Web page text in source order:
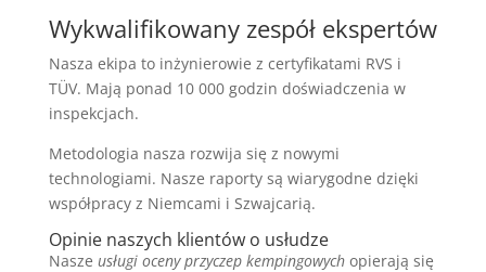
Wykwalifikowany zespół ekspertów
Nasza ekipa to inżynierowie z certyfikatami RVS i
TÜV. Mają ponad 10 000 godzin doświadczenia w
inspekcjach.
Metodologia nasza rozwija się z nowymi
technologiami. Nasze raporty są wiarygodne dzięki
współpracy z Niemcami i Szwajcarią.
Opinie naszych klientów o usłudze
Nasze usługi oceny przyczep kempingowychopierają się